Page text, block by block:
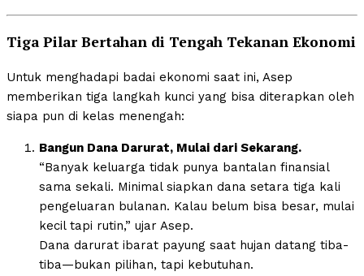
Tiga Pilar Bertahan di Tengah Tekanan Ekonomi
Untuk menghadapi badai ekonomi saat ini, Asep
memberikan tiga langkah kunci yang bisa diterapkan oleh
siapa pun di kelas menengah:
Bangun Dana Darurat, Mulai dari Sekarang.
“Banyak keluarga tidak punya bantalan finansial
sama sekali. Minimal siapkan dana setara tiga kali
pengeluaran bulanan. Kalau belum bisa besar, mulai
kecil tapi rutin,” ujar Asep.
Dana darurat ibarat payung saat hujan datang tiba-
tiba—bukan pilihan, tapi kebutuhan.